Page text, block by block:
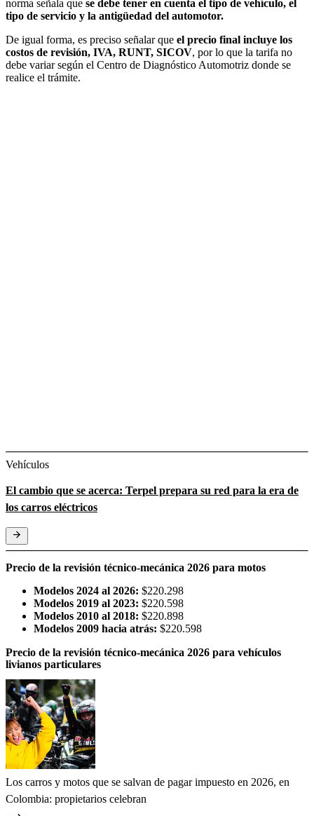
norma señala que se debe tener en cuenta el tipo de vehículo, el
tipo de servicio y la antigüedad del automotor.
De igual forma, es preciso señalar que el precio final incluye los
costos de revisión, IVA, RUNT, SICOV, por lo que la tarifa no
debe variar según el Centro de Diagnóstico Automotriz donde se
realice el trámite.
Vehículos
El cambio que se acerca: Terpel prepara su red para la era de
los carros eléctricos
Precio de la revisión técnico-mecánica 2026 para motos
Modelos 2024 al 2026: $220.298
Modelos 2019 al 2023: $220.598
Modelos 2010 al 2018: $220.898
Modelos 2009 hacia atrás: $220.598
Precio de la revisión técnico-mecánica 2026 para vehículos
livianos particulares
Los carros y motos que se salvan de pagar impuesto en 2026, en
Colombia: propietarios celebran